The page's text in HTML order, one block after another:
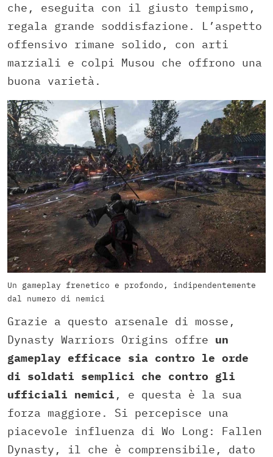
che, eseguita con il giusto tempismo,
regala grande soddisfazione. L’aspetto
offensivo rimane solido, con arti
marziali e colpi Musou che offrono una
buona varietà.
Un gameplay frenetico e profondo, indipendentemente
dal numero di nemici
Grazie a questo arsenale di mosse,
Dynasty Warriors Origins offre un
gameplay efficace sia contro le orde
di soldati semplici che contro gli
ufficiali nemici , e questa è la sua
forza maggiore. Si percepisce una
piacevole influenza di Wo Long: Fallen
Dynasty, il che è comprensibile, dato